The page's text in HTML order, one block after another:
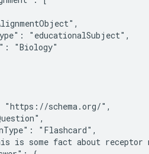
"educationalSubject",
"Biology"
schema.org/",
"Flashcard",
is some fact about receptor